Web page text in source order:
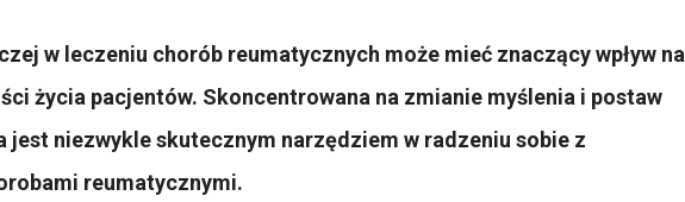
w leczeniu chorób reumatycznych może mieć znaczący wpływ na
życia pacjentów. Skoncentrowana na zmianie myślenia i postaw
jest niezwykle skutecznym narzędziem w radzeniu sobie z
reumatycznymi.